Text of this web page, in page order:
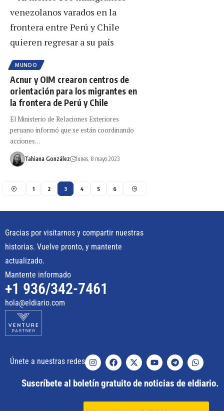
MUNDO
Acnur y OIM crearon centros de
orientación para los migrantes en
la frontera de Perú y Chile
El Ministerio de Relaciones Exteriores
peruano informó que se están coordinando
acciones…
Tahiana González lunes, 8 mayo 2023
1 2 3 4 5 6
Gracias por visitarnos y compartir nuestras
historias. Vuelve pronto, y mantente
actualizado.
Mantente informado
+1 936/342-7461
hola@eldiario.com
Únete a nuestras redes
Suscríbete al boletín gratuito de noticias de eldiario.